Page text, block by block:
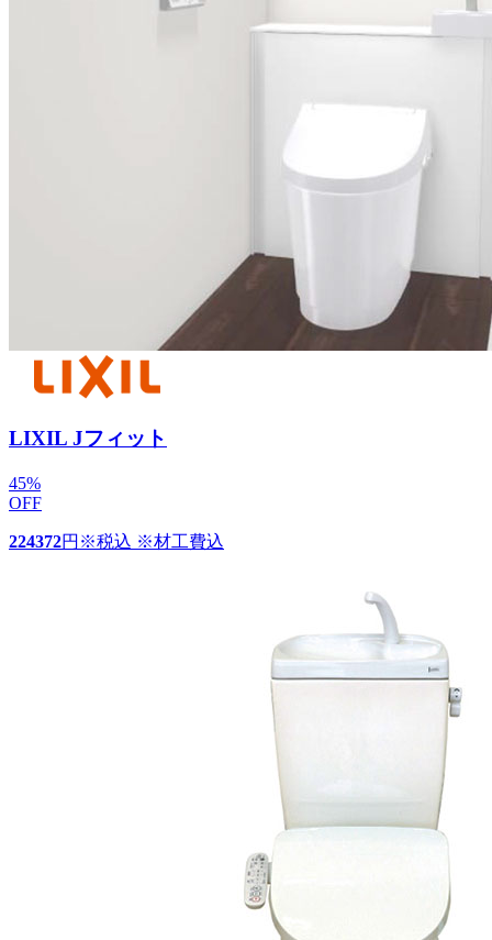
LIXIL Jフィット
45%
OFF
224372円 ※税込 ※材工費込